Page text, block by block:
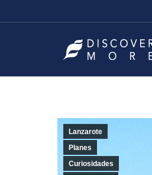
Lanzarote
Planes
Curiosidades